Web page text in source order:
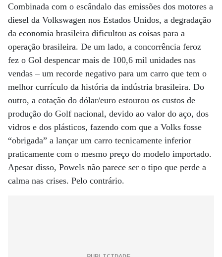
Combinada com o escândalo das emissões dos motores a
diesel da Volkswagen nos Estados Unidos, a degradação
da economia brasileira dificultou as coisas para a
operação brasileira. De um lado, a concorrência feroz
fez o Gol despencar mais de 100,6 mil unidades nas
vendas – um recorde negativo para um carro que tem o
melhor currículo da história da indústria brasileira. Do
outro, a cotação do dólar/euro estourou os custos de
produção do Golf nacional, devido ao valor do aço, dos
vidros e dos plásticos, fazendo com que a Volks fosse
“obrigada” a lançar um carro tecnicamente inferior
praticamente com o mesmo preço do modelo importado.
Apesar disso, Powels não parece ser o tipo que perde a
calma nas crises. Pelo contrário.